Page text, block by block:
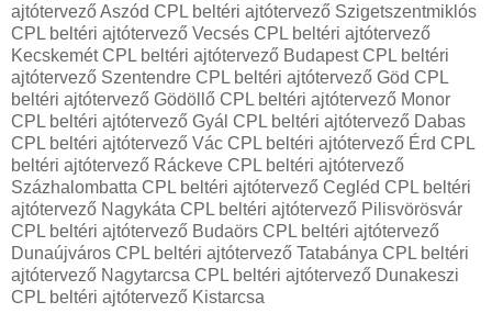
ajtótervező Aszód CPL beltéri ajtótervező Szigetszentmiklós
CPL beltéri ajtótervező Vecsés CPL beltéri ajtótervező
Kecskemét CPL beltéri ajtótervező Budapest CPL beltéri
ajtótervező Szentendre CPL beltéri ajtótervező Göd CPL
beltéri ajtótervező Gödöllő CPL beltéri ajtótervező Monor
CPL beltéri ajtótervező Gyál CPL beltéri ajtótervező Dabas
CPL beltéri ajtótervező Vác CPL beltéri ajtótervező Érd CPL
beltéri ajtótervező Ráckeve CPL beltéri ajtótervező
Százhalombatta CPL beltéri ajtótervező Cegléd CPL beltéri
ajtótervező Nagykáta CPL beltéri ajtótervező Pilisvörösvár
CPL beltéri ajtótervező Budaörs CPL beltéri ajtótervező
Dunaújváros CPL beltéri ajtótervező Tatabánya CPL beltéri
ajtótervező Nagytarcsa CPL beltéri ajtótervező Dunakeszi
CPL beltéri ajtótervező Kistarcsa